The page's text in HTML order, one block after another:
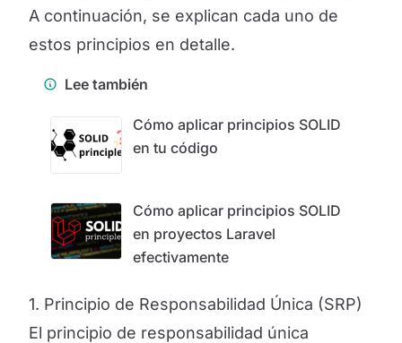
A continuación, se explican cada uno de
estos principios en detalle.
Lee también
Cómo aplicar principios SOLID
en tu código
Cómo aplicar principios SOLID
en proyectos Laravel
efectivamente
1. Principio de Responsabilidad Única (SRP)
El principio de responsabilidad única